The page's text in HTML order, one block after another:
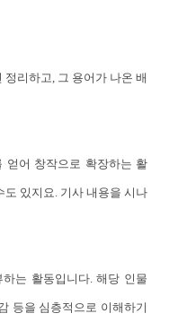
리하고, 그 용어가 나온 배
얻어 창작으로 확장하는 활
도 있지요. 기사 내용을 시나
는 활동입니다. 해당 인물
등을 심층적으로 이해하기